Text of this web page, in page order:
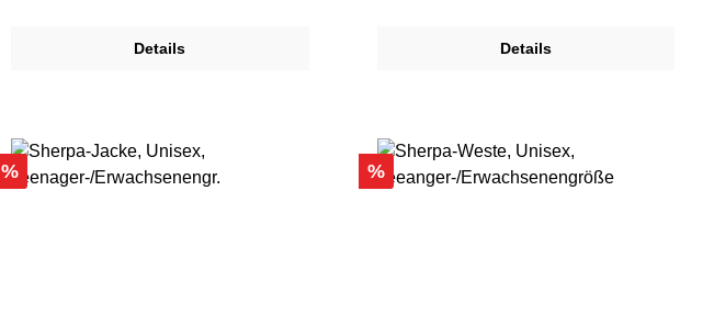
Details Details
Rabatt
% Rabatt
%